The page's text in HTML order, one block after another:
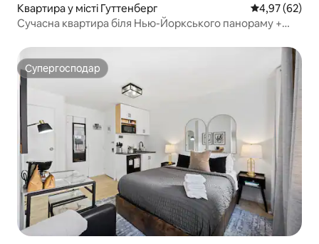
Квартира у місті Гуттенберг Середня
4,97 (62)
Сучасна квартира біля Нью-Йоркського панораму +
Супергосподар
Супергосподар